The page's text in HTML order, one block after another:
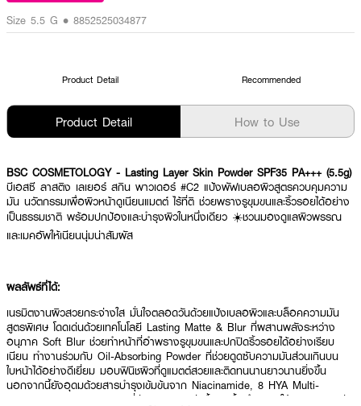
Size 5.5 G • 8852525034877
Product Detail Recommended
Product Detail How to Use
BSC COSMETOLOGY - Lasting Layer Skin Powder SPF35 PA+++ (5.5g)
บีเอสซี ลาสติง เลเยอร์ สกิน พาวเดอร์ #C2 แป้งพัฟเบลอผิวสูตรควบคุมความ
มัน นวัตกรรมเพื่อผิวหน้าดูเนียนแมตต์ ไร้ที่ติ ช่วยพรางรูขุมขนและริ้วรอยได้อย่าง
เป็นธรรมชาติ พร้อมปกป้องและบำรุงผิวในหนึ่งเดียว ☀️ชวนมองดูแลผิวพรรณ
และเมคอัพให้เนียนนุ่มน่าสัมผัส
ผลลัพธ์ที่ได้:
เนรมิตงานผิวสวยกระจ่างใส มั่นใจตลอดวันด้วยแป้งเบลอผิวและบล็อคความมัน
สูตรพิเศษ โดดเด่นด้วยเทคโนโลยี Lasting Matte & Blur ที่ผสานพลังระหว่าง
อนุภาค Soft Blur ช่วยทำหน้าที่อำพรางรูขุมขนและปกปิดริ้วรอยได้อย่างเรียบ
เนียน ทำงานร่วมกับ Oil-Absorbing Powder ที่ช่วยดูดซับความมันส่วนเกินบน
ใบหน้าได้อย่างดีเยี่ยม มอบฟินิชผิวที่ดูแมตต์สวยและติดทนนานยาวนานยิ่งขึ้น
นอกจากนี้ยังอุดมด้วยสารบำรุงเข้มข้นจาก Niacinamide, 8 HYA Multi-
Complex และ Vitamin B5 ที่ช่วยเติมความชุ่มชื้นและฟื้นบำรุงผิวให้แลดูสุขภาพดี